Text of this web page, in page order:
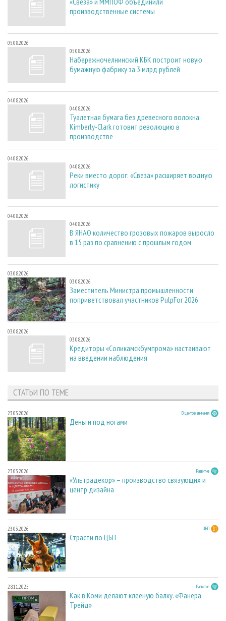
производственные системы
05.08.2026
05.08.2026
Набережночелнинский КБК построит новую
бумажную фабрику за 3 млрд рублей
04.08.2026
04.08.2026
Туалетная бумага без древесного волокна:
Kimberly-Clark готовит революцию в
производстве
04.08.2026
04.08.2026
Реки вместо дорог: «Свеза» расширяет водную
логистику
04.08.2026
04.08.2026
В ЯНАО количество грозовых пожаров выросло
в 15 раз по сравнению с прошлым годом
03.08.2026
03.08.2026
Заместитель Министра промышленности
поприветствовал участников PulpFor 2026
03.08.2026
03.08.2026
Кредиторы «Соликамскбумпрома» настаивают
на введении наблюдения
СТАТЬИ ПО ТЕМЕ
23.03.2026 В центре внимания
Деньги под ногами
23.03.2026 Развитие
«Ультрадекор» – производство связующих и
центр дизайна
23.03.2026 ЦБП
Страсти по ЦБП
28.11.2025 Развитие
Как в Коми делают клееную балку. «Фанера
Трейд»